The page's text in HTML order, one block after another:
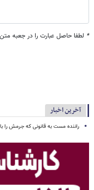
* لطفا حاصل عبارت را در جعبه متن
آخرین اخبار
راننده مست به قانونی که جرمش را